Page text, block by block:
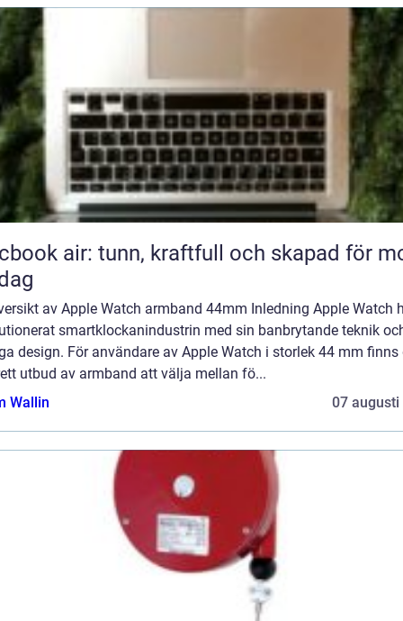
air: tunn, kraftfull och skapad för
av Apple Watch armband 44mm Inledning Apple Watch
smartklockanindustrin med sin banbrytande teknik
design. För användare av Apple Watch i storlek 44 mm finns
utbud av armband att välja mellan fö...
Wallin
07 augusti